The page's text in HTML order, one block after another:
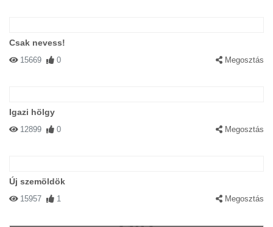
Csak nevess!
15669 0 Megosztás
Igazi hölgy
12899 0 Megosztás
Új szemöldök
15957 1 Megosztás